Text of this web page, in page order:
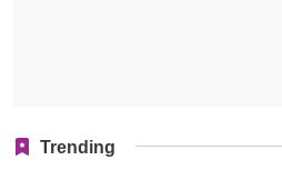
Trending